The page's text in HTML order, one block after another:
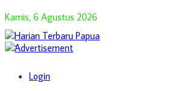
Kamis, 6 Agustus 2026
Login